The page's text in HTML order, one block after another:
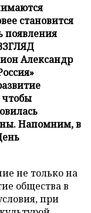
становится
появления
Александр
чтобы
Напомним, в
не только на
общества в
при